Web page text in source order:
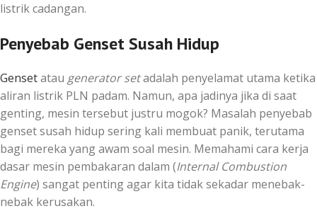
listrik cadangan.
Penyebab Genset Susah Hidup
Gensetatau generator setadalah penyelamat utama ketika
aliran listrik PLN padam. Namun, apa jadinya jika di saat
genting, mesin tersebut justru mogok? Masalah penyebab
genset susah hidup sering kali membuat panik, terutama
bagi mereka yang awam soal mesin. Memahami cara kerja
dasar mesin pembakaran dalam (Internal Combustion
Engine) sangat penting agar kita tidak sekadar menebak-
nebak kerusakan.